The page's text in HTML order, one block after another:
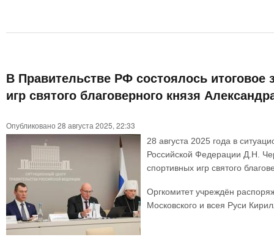
В Правительстве РФ состоялось
игр святого благоверного князя
Опубликовано 28 августа 2025, 22:33
28 августа 2025 года в
Российской Федерации Д.Н.
спортивных игр святого
Оргкомитет учреждён
Московского и всея Руси